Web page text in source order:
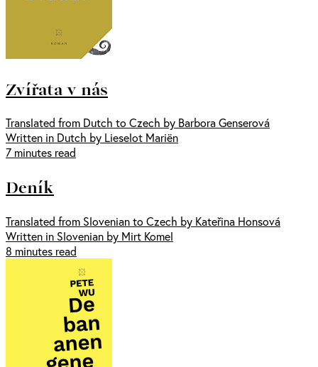
Zvířata v nás
Translated from Dutch to Czech by Barbora Genserová
Written in Dutch by Lieselot Mariën
7 minutes read
Deník
Translated from Slovenian to Czech by Kateřina Honsová
Written in Slovenian by Mirt Komel
8 minutes read